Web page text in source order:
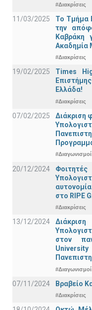
#Διακρίσεις
11/03/2025
Το Τμήμα
την
Καβράκη
Ακαδημία
#Διακρίσεις
19/02/2025
Times
Ελλάδα!
#Διακρίσεις
07/02/2025
Διάκριση
#Διαγωνισμοί
20/12/2024
στο RIPE
#Διακρίσεις
13/12/2024
στον
#Διαγωνισμοί
07/11/2024 Βραβείο
#Διακρίσεις